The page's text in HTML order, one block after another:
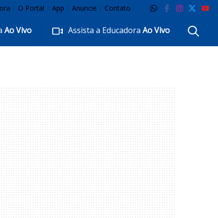
O Portal App Anuncie Contato
Ao Vivo Assista a EducadoraAo Vivo